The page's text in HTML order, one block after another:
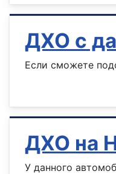
ДХО с
Если сможете
ДХО на
У данного